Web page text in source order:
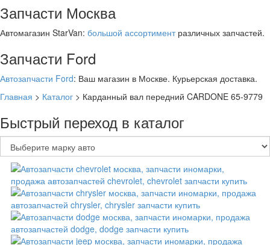
Запчасти Москва
Автомагазин StarVan: большой ассортиментразличных запчастей.
Запчасти Ford
Автозапчасти Ford: Ваш магазин в Москве. Курьерская доставка.
Главная > Каталог > Карданный вал передний CARDONE 65-9779
Быстрый переход в каталог